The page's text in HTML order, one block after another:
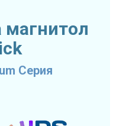
Серия